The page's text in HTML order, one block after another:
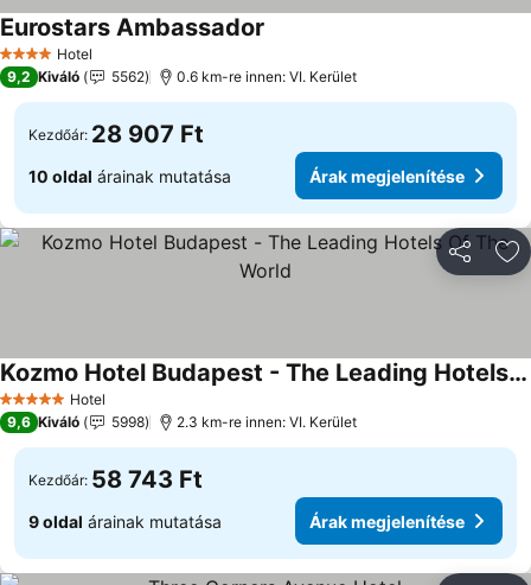
4 KategóriaHotel
Eurostars Ambassador
9,2 Kiváló 5562 0.6 km-re innen: VI. Kerület
Kezdőár: 28 907 Ft
10 oldal árainak mutatása Árak megjelenítése
5 KategóriaHotel
Kozmo Hotel Budapest - The Leading Hotels Of The World
9,6 Kiváló 5998 2.3 km-re innen: VI. Kerület
Kezdőár: 58 743 Ft
9 oldal árainak mutatása Árak megjelenítése